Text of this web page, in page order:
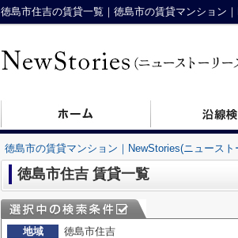
徳島市住吉の賃貸一覧｜徳島市の賃貸マンション
徳島市の賃貸マンション｜NewStories(ニュースト
徳島市住吉 賃貸一覧
地域
徳島市住吉